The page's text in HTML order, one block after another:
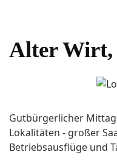
Alter Wirt,
Gutbürgerlicher
Lokalitäten - großer
Betriebsausflüge und